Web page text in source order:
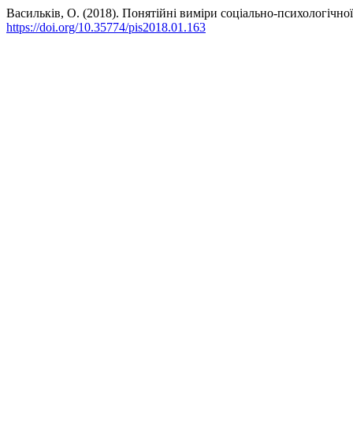
Васильків, О. (2018). Понятійні виміри соціально-
https://doi.org/10.35774/pis2018.01.163